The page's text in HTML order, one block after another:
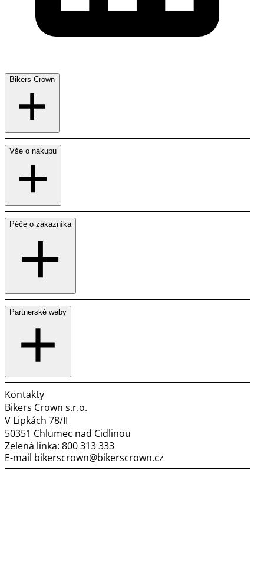
Bikers Crown
Vše o nákupu
Péče o zákazníka
Partnerské weby
Kontakty
Bikers Crown s.r.o.
V Lipkách 78/II
50351 Chlumec nad Cidlinou
Zelená linka: 800 313 333
E-mail bikerscrown@bikerscrown.cz